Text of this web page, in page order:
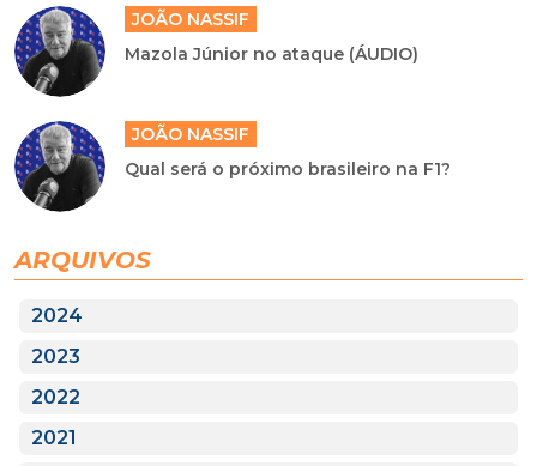
JOÃO NASSIF
Mazola Júnior no ataque (ÁUDIO)
JOÃO NASSIF
Qual será o próximo brasileiro na F1?
ARQUIVOS
2024
2023
2022
2021